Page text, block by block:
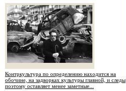
Контркультура по определению находится на
обочине, на задворках культуры главной, и следы
поэтому оставляет менее заметные...